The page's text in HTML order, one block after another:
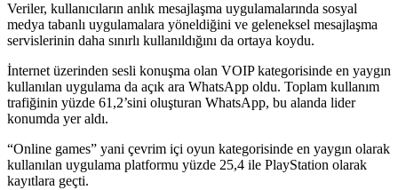
Veriler, kullanıcıların anlık mesajlaşma uygulamalarında sosyal
medya tabanlı uygulamalara yöneldiğini ve geleneksel mesajlaşma
servislerinin daha sınırlı kullanıldığını da ortaya koydu.
İnternet üzerinden sesli konuşma olan VOIP kategorisinde en yaygın
kullanılan uygulama da açık ara WhatsApp oldu. Toplam kullanım
trafiğinin yüzde 61,2’sini oluşturan WhatsApp, bu alanda lider
konumda yer aldı.
“Online games” yani çevrim içi oyun kategorisinde en yaygın olarak
kullanılan uygulama platformu yüzde 25,4 ile PlayStation olarak
kayıtlara geçti.